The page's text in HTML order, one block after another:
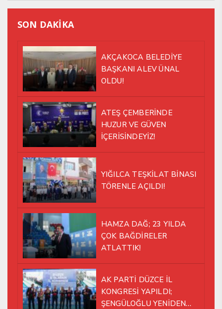
SON DAKİKA
AKÇAKOCA BELEDİYE
BAŞKANI ALEV ÜNAL
OLDU!
ATEŞ ÇEMBERİNDE
HUZUR VE GÜVEN
İÇERİSİNDEYİZ!
YIĞILCA TEŞKİLAT BİNASI
TÖRENLE AÇILDI!
HAMZA DAĞ; 23 YILDA
ÇOK BAĞDİRELER
ATLATTIK!
AK PARTİ DÜZCE İL
KONGRESİ YAPILDI;
ŞENGÜLOĞLU YENİDEN